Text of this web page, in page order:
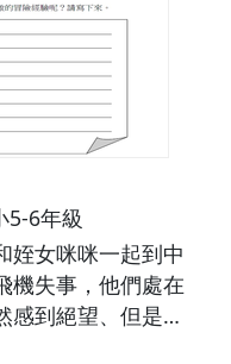
5-6年級
姪女咪咪一起到中
機失事，他們處在
感到絕望、但是卻
回到文明世界。